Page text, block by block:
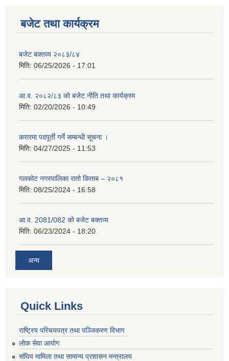
बजेट तथा कार्यक्रम
बजेट बक्तव्य २०८३/८४
मिति: 06/25/2026 - 17:01
आ.व. २०८२/८३ को बजेट नीति तथा कार्यक्रम
मिति: 02/20/2026 - 10:49
करारमा पदपूर्ती गर्ने सम्बन्धी सूचना ।
मिति: 04/27/2025 - 11:53
गलकोट नगरपालिका रातो किताब – २०८१
मिति: 08/25/2024 - 16:58
आ.व. 2081/082 को बजेट बक्तव्य
मिति: 06/23/2024 - 18:20
अन्य
Quick Links
राष्ट्रिय परिचयपत्र तथा पञ्जिकरण विभाग
लोक सेवा आयोग
संघिय मामिला तथा सामान्य प्रशासन मन्त्रालय